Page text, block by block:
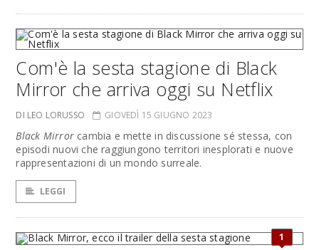
Com'è la sesta stagione di Black
Mirror che arriva oggi su Netflix
DI LEO LORUSSO GIOVEDÌ 15 GIUGNO 2023
Black Mirrorcambia e mette in discussione sé stessa, con
episodi nuovi che raggiungono territori inesplorati e nuove
rappresentazioni di un mondo surreale.
LEGGI
1